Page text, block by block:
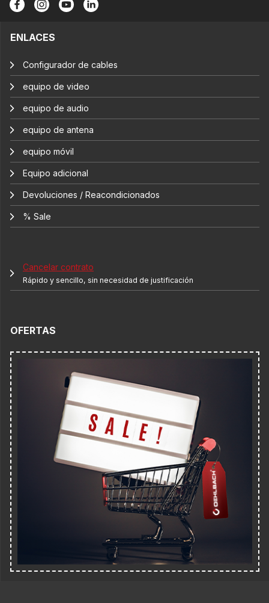
ENLACES
Configurador de cables
equipo de video
equipo de audio
equipo de antena
equipo móvil
Equipo adicional
Devoluciones / Reacondicionados
% Sale
Cancelar contrato
Rápido y sencillo, sin necesidad de justificación
OFERTAS